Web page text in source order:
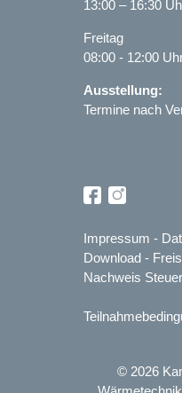
13:00 – 16:30
Freitag
08:00 - 12:00
Ausstellung:
Termine nach
Impressum -
Download -
Nachweis
© 2026